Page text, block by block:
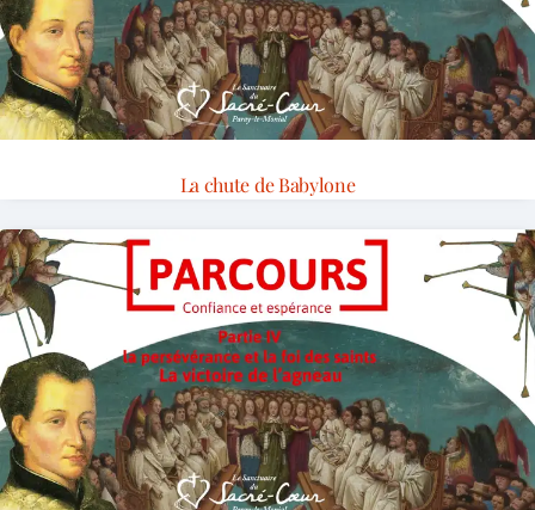
La chute de Babylone